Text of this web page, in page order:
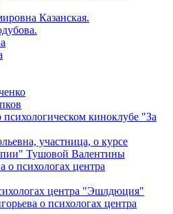
Казанская.
психологическом киноклубе "За
участница, о курсе
Тушовой Валентины
о психологах центра
центра "Эшлдюция"
о психологах центра